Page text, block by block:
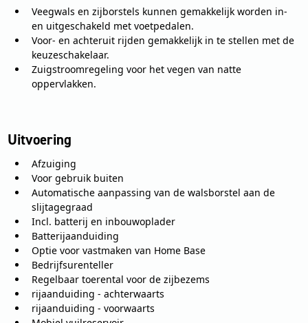
Veegwals en zijborstels kunnen gemakkelijk worden in-
en uitgeschakeld met voetpedalen.
Voor- en achteruit rijden gemakkelijk in te stellen met de
keuzeschakelaar.
Zuigstroomregeling voor het vegen van natte
oppervlakken.
Uitvoering
Afzuiging
Voor gebruik buiten
Automatische aanpassing van de walsborstel aan de
slijtagegraad
Incl. batterij en inbouwoplader
Batterijaanduiding
Optie voor vastmaken van Home Base
Bedrijfsurenteller
Regelbaar toerental voor de zijbezems
rijaanduiding - achterwaarts
rijaanduiding - voorwaarts